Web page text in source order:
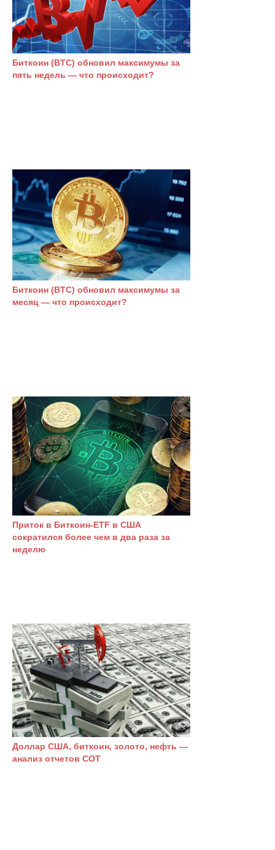
Биткоин (BTC) обновил максимумы за
пять недель — что происходит?
Биткоин (BTC) обновил максимумы за
месяц — что происходит?
Приток в Биткоин-ETF в США
сократился более чем в два раза за
неделю
Доллар США, биткоин, золото, нефть —
анализ отчетов СОТ